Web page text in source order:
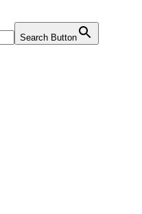
Search Button